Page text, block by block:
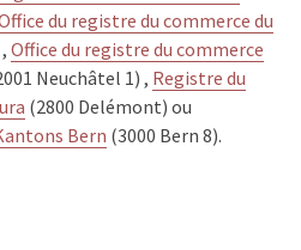
du registre du commerce du
,Office du registre du commerce
Neuchâtel 1) , Registre du
(2800 Delémont) ou
Bern (3000 Bern 8).